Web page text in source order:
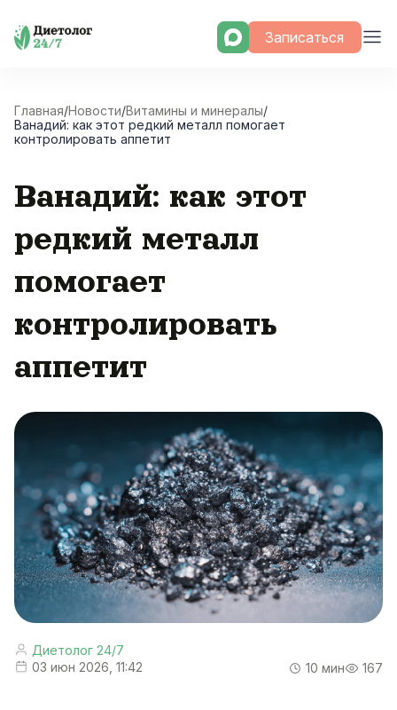
Skip
Записаться
Главная/Новости/Витамины и минералы/
Ванадий: как этот редкий металл помогает
контролировать аппетит
Ванадий: как этот
редкий металл
помогает
контролировать
аппетит
Диетолог 24/7
03 июн 2026, 11:42
10 мин 167